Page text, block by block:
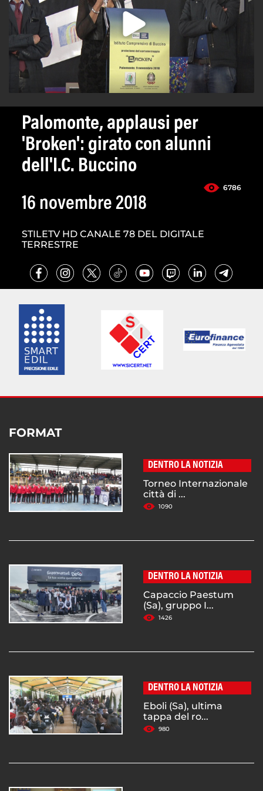
Palomonte, applausi per
'Broken': girato con alunni
dell'I.C. Buccino
6786
16 novembre 2018
STILETV HD CANALE 78 DEL DIGITALE
TERRESTRE
FORMAT
DENTRO LA NOTIZIA
Torneo Internazionale
città di ...
1090
DENTRO LA NOTIZIA
Capaccio Paestum
(Sa), gruppo I...
1426
DENTRO LA NOTIZIA
Eboli (Sa), ultima
tappa del ro...
980